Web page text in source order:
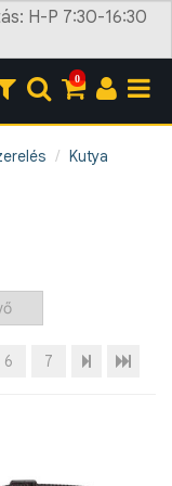
H-P 7:30-16:30
0
Kutya
6 7